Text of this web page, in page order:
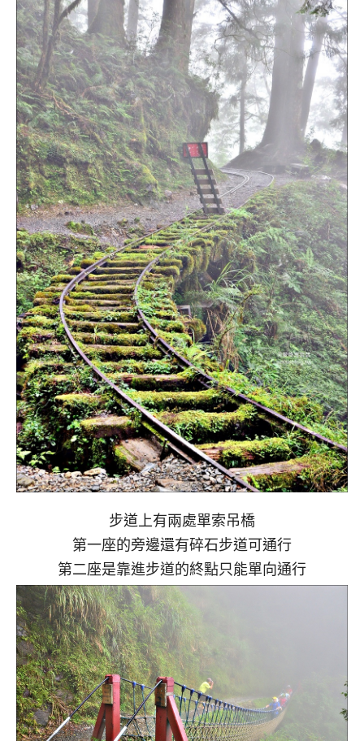
步道上有兩處單索吊橋
第一座的旁邊還有碎石步道可通行
第二座是靠進步道的終點只能單向通行